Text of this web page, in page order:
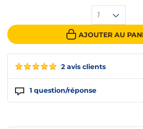
2 avis clients
1 question/réponse
1
AJOUTER AU